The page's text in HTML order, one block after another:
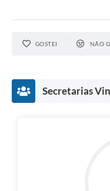
GOSTEI NÃO
Secretarias